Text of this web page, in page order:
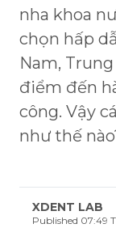
nha khoa
chọn hấp
Nam,
điểm đến
công. Vậy
như thế
XDENT LAB
Published 07:49